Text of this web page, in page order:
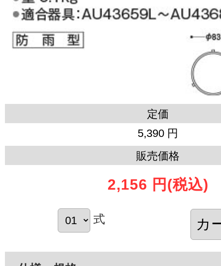
定価
5,390 円
販売価格
2,156 円 (税込)
式